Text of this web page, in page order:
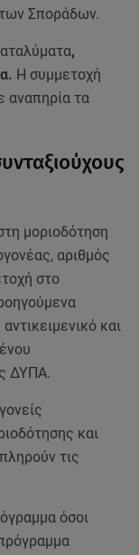
Σποράδων.
,
Η συμμετοχή
αναπηρία τα
μοριοδότηση
αριθμός
στο
και
ΔΥΠΑ.
και
τις
όσοι